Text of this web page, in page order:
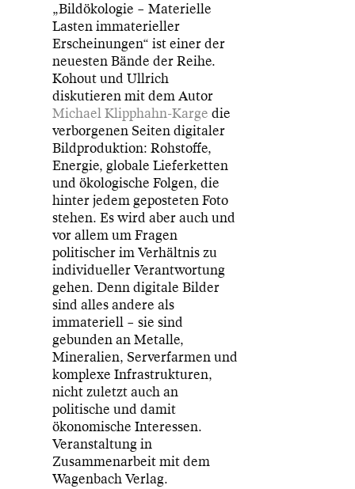
„Bildökologie – Materielle
Lasten immaterieller
Erscheinungen“ ist einer der
neuesten Bände der Reihe.
Kohout und Ullrich
diskutieren mit dem Autor
Michael Klipphahn-Karge die
verborgenen Seiten digitaler
Bildproduktion: Rohstoffe,
Energie, globale Lieferketten
und ökologische Folgen, die
hinter jedem geposteten Foto
stehen. Es wird aber auch und
vor allem um Fragen
politischer im Verhältnis zu
individueller Verantwortung
gehen. Denn digitale Bilder
sind alles andere als
immateriell – sie sind
gebunden an Metalle,
Mineralien, Serverfarmen und
komplexe Infrastrukturen,
nicht zuletzt auch an
politische und damit
ökonomische Interessen.
Veranstaltung in
Zusammenarbeit mit dem
Wagenbach Verlag.